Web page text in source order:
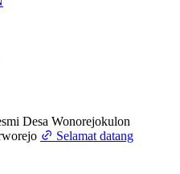
Desa Wonorejokulon
Selamat datang